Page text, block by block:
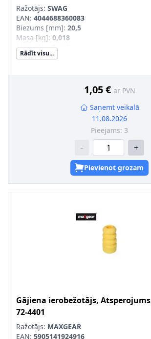
Ražotājs: SWAG
EAN: 4044688360083
Biezums [mm]: 20,5
Masa [kg]: 0,018
Materiāls:Gumija
Iekšējais diametrs [mm]
Rādīt visu...
1,05 € ar PVN
Saņemt veikalā
11.08.2026
Pieejams: 3
- +
Pievienot grozam
Gājiena ierobežotājs, Atsperojums
72-4401
Ražotājs: MAXGEAR
EAN: 5905141924916